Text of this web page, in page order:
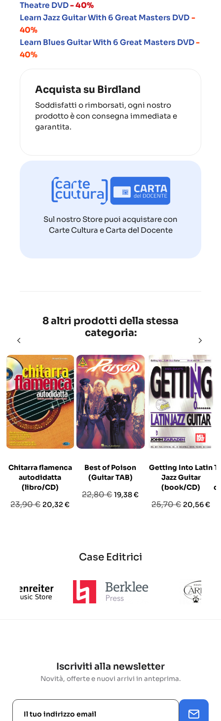
Theatre DVD- 40%
Learn Jazz Guitar With 6 Great Masters DVD -
40%
Learn Blues Guitar With 6 Great Masters DVD-
40%
Acquista su Birdland
Soddisfatti o rimborsati, ogni nostro
prodotto è con consegna immediata e
garantita.
Sul nostro Store puoi acquistare con
Carte Cultura e Carta del Docente
8 altri prodotti della stessa
categoria:
Chitarra flamenca
autodidatta
(libro/CD)
Prezzo
23,90 € Prezzo
20,32 €
Best of Poison
(Guitar TAB)
Prezzo
22,80 €Prezzo
19,38 €
Getting Into Latin
Jazz Guitar
(book/CD)
Prezzo
25,70 € Prezzo
20,56 €
Case Editrici
Iscriviti alla newsletter
Novità, offerte e nuovi arrivi in anteprima.